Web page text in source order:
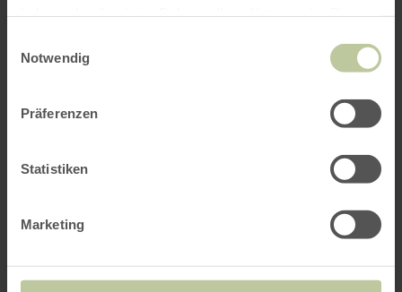
Notwendig
Präferenzen
Statistiken
Marketing